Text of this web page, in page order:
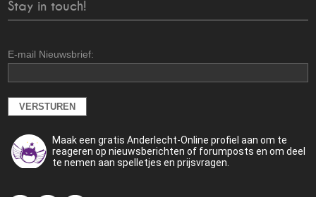
Stay in touch!
E-mail Nieuwsbrief:
Maak een gratis Anderlecht-Online profiel aan om te
reageren op nieuwsberichten of forumposts en om deel
te nemen aan spelletjes en prijsvragen.